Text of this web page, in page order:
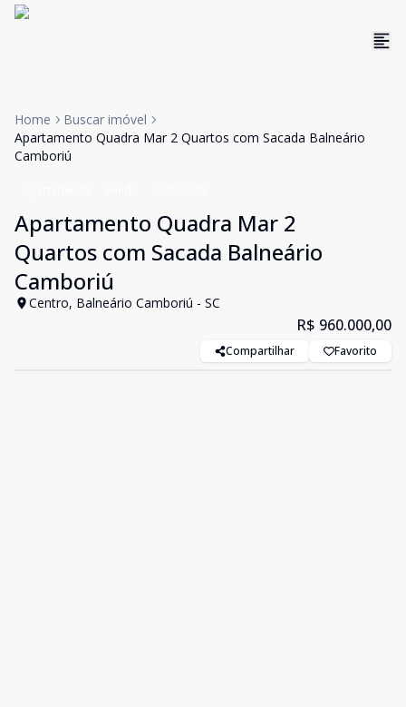
Home
Buscar imóvel
Apartamento Quadra Mar 2 Quartos com Sacada Balneário
Camboriú
Apartamento Quadra Mar 2
Quartos com Sacada Balneário
Camboriú
Centro, Balneário Camboriú - SC
R$ 960.000,00
Compartilhar Favorito